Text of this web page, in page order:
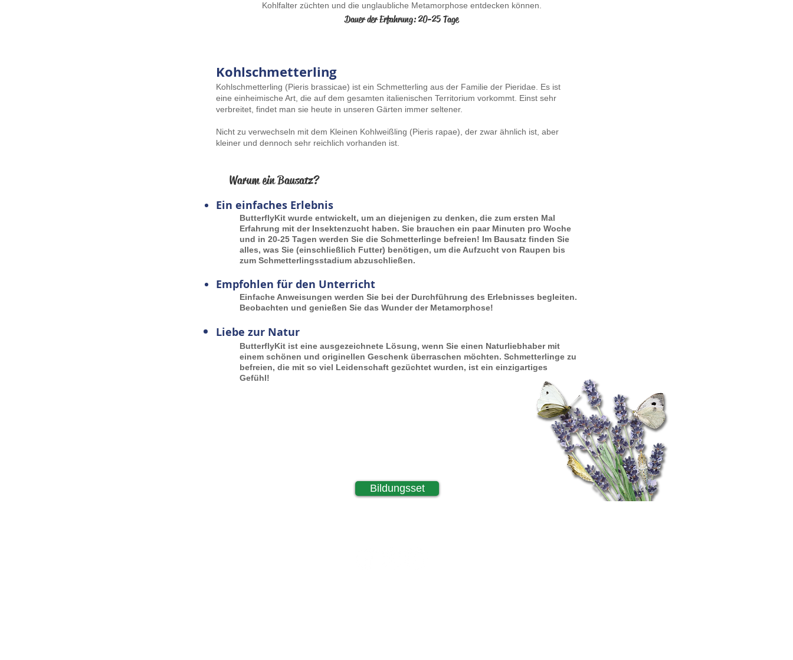
Kohlfalter züchten und die unglaubliche Metamorphose entdecken können.
Dauer der Erfahrung: 20-25 Tage
Kohlschmetterling
Kohlschmetterling (Pieris brassicae) ist ein Schmetterling aus der Familie der Pieridae. Es ist
eine einheimische Art, die auf dem gesamten italienischen Territorium vorkommt. Einst sehr
verbreitet, findet man sie heute in unseren Gärten immer seltener.
Nicht zu verwechseln mit dem Kleinen Kohlweißling (Pieris rapae), der zwar ähnlich ist, aber
kleiner und dennoch sehr reichlich vorhanden ist.
Warum ein Bausatz?
Bildungsset
Ein einfaches Erlebnis
ButterflyKit wurde entwickelt, um an diejenigen zu denken, die zum ersten Mal
Erfahrung mit der Insektenzucht haben. Sie brauchen ein paar Minuten pro Woche
und in 20-25 Tagen werden Sie die Schmetterlinge befreien! Im Bausatz finden Sie
alles, was Sie (einschließlich Futter) benötigen, um die Aufzucht von Raupen bis
zum Schmetterlingsstadium abzuschließen.
Empfohlen für den Unterricht
Einfache Anweisungen werden Sie bei der Durchführung des Erlebnisses begleiten.
Beobachten und genießen Sie das Wunder der Metamorphose!
Liebe zur Natur
ButterflyKit ist eine ausgezeichnete Lösung, wenn Sie einen Naturliebhaber mit
einem schönen und originellen Geschenk überraschen möchten. Schmetterlinge zu
befreien, die mit so viel Leidenschaft gezüchtet wurden, ist ein einzigartiges
Gefühl!